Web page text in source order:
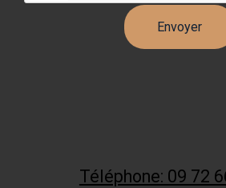
Téléphone: 09 72